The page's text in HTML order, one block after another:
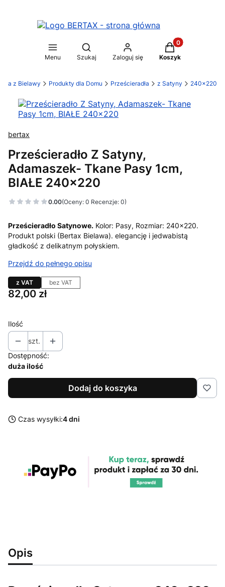
Menu
Otwórz wyszukiwarkę
Szukaj Zaloguj się
Produkty w
Koszyk
z Bielawy Produkty dla Domu Prześcieradła z Satyny 240x220
bertax
Prześcieradło Z Satyny,
Adamaszek- Tkane Pasy 1cm,
BIAŁE 240x220
0.00(Oceny: 0 Recenzje: 0)
Prześcieradło Satynowe. Kolor: Pasy, Rozmiar: 240x220.
Produkt polski (Bertax Bielawa). elegancję i jedwabistą
gładkość z delikatnym połyskiem.
Przejdź do pełnego opisu
z VAT bez VAT
Cena
82,00 zł
Ilość
szt.
Dostępność:
duża ilość
Dodaj do koszyka
Czas wysyłki:4 dni
Opis